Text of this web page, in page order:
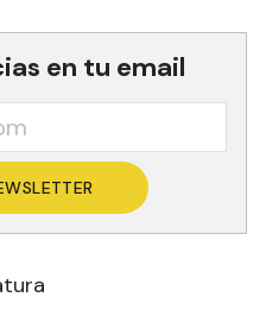
en tu email